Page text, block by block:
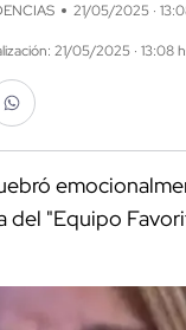
21/05/2025 ·
21/05/2025 · 13:08
del "Equipo